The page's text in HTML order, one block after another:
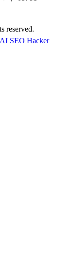
reserved.
AI SEO Hacker